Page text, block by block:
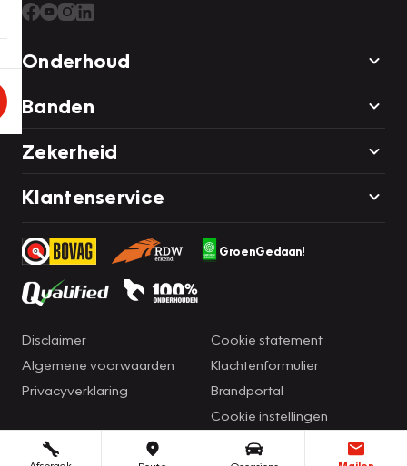
Onderhoud
Banden
Zekerheid
Klantenservice
GroenGedaan!
Disclaimer
Algemene voorwaarden
Privacyverklaring
Cookie statement
Klachtenformulier
Brandportal
Cookie instellingen